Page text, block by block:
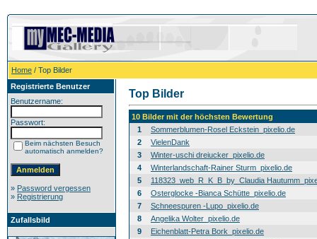
Home / Top Bilder
Registrierte Benutzer
Benutzername:
Passwort:
Beim nächsten Besuch
automatisch anmelden?
» Password vergessen
» Registrierung
Zufallsbild
Top Bilder
10 Bilder mit der höchsten Bewertung
1
Sommerblumen-Rosel Eckstein_pixelio.de
2
VielenDank
3
Winter-uschi dreiucker_pixelio.de
4
Winterlandschaft-Rainer Sturm_pixelio.de
5
118323_web_R_K_B_by_Claudia
6
Osterglocke -Bianca Schütte_pixelio.de
7
Schneespuren -Lupo_pixelio.de
8
Angelika Wolter_pixelio.de
9
Eichenblatt-Petra Bork_pixelio.de